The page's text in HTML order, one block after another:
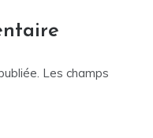
Les champs